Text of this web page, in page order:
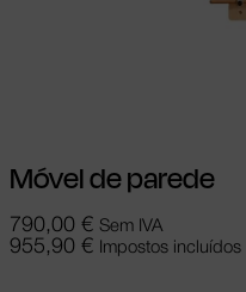
Móvel de parede
790,00 € Sem IVA
955,90 € Impostos incluídos